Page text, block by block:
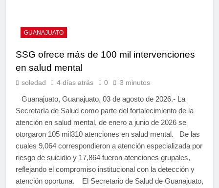
GUANAJUATO
SSG ofrece más de 100 mil intervenciones
en salud mental
soledad 4 días atrás 0 3 minutos
Guanajuato, Guanajuato, 03 de agosto de 2026.- La
Secretaría de Salud como parte del fortalecimiento de la
atención en salud mental, de enero a junio de 2026 se
otorgaron 105 mil310 atenciones en salud mental. De las
cuales 9,064 correspondieron a atención especializada por
riesgo de suicidio y 17,864 fueron atenciones grupales,
reflejando el compromiso institucional con la detección y
atención oportuna. El Secretario de Salud de Guanajuato,